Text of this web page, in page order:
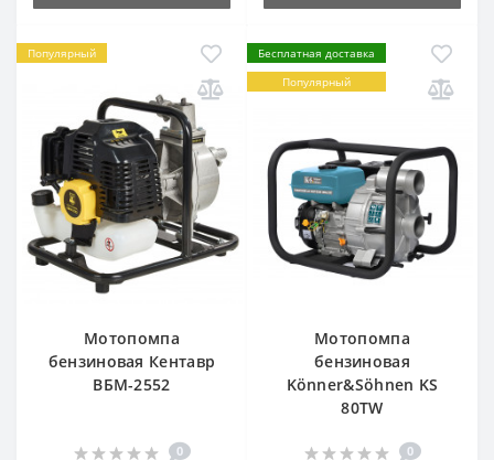
Популярный
Мотопомпа
бензиновая Кентавр
ВБМ-2552
0
Бесплатная доставка
Популярный
Мотопомпа
бензиновая
Könner&Söhnen KS
80TW
0